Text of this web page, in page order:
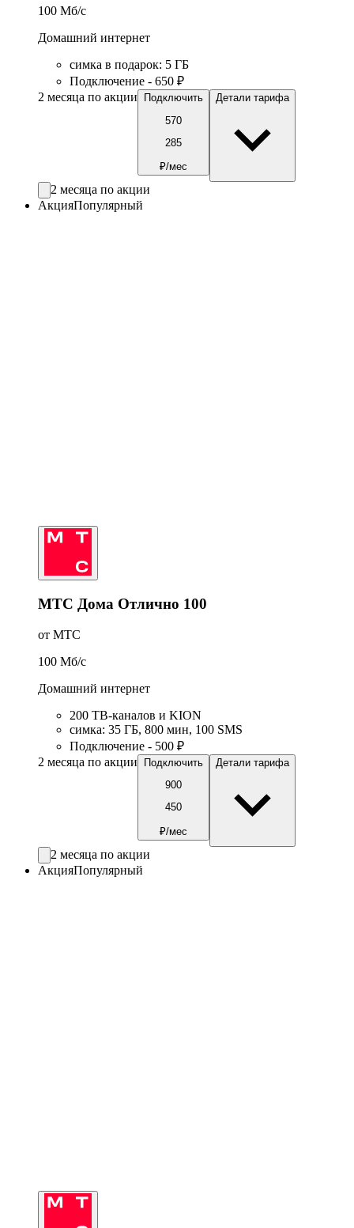
100 Мб/c
Домашний интернет
симка в подарок: 5 ГБ
Подключение - 650 ₽
2 месяца по акции
Подключить
570
285
₽/мес
Детали тарифа
2 месяца по акции
АкцияПопулярный
МТС Дома Отлично 100
от МТС
100 Мб/c
Домашний интернет
200 ТВ-каналов и KION
симка: 35 ГБ, 800 мин, 100 SMS
Подключение - 500 ₽
2 месяца по акции
Подключить
900
450
₽/мес
Детали тарифа
2 месяца по акции
АкцияПопулярный